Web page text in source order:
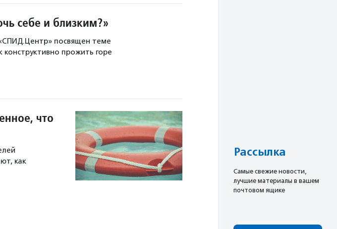
себе и близким?»
посвящен теме
конструктивно прожить горе
что
как
Рассылка
Cамые свежие новости,
лучшие материалы в вашем
почтовом ящике